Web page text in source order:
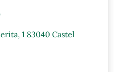
1 83040 Castel